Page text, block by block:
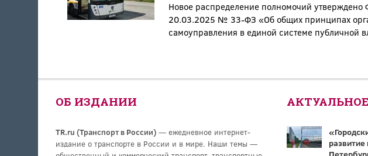
Новое распределение полномочий утверждено
20.03.2025 № 33-ФЗ «Об общих принципах
самоуправления в единой системе публичной
ОБ ИЗДАНИИ
TR.ru (Транспорт в России)— ежедневное интернет-
издание о транспорте в России и в мире. Наши темы —
АКТУАЛЬНОЕ
развитие